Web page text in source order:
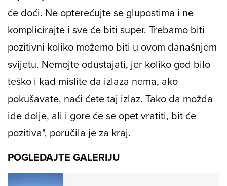
stanju", objasnila je Verena.
"Vježbajte, budite sretni i zdravi, a sve ostalo
će doći. Ne opterećujte se glupostima i ne
komplicirajte i sve će biti super. Trebamo biti
pozitivni koliko možemo biti u ovom današnjem
svijetu. Nemojte odustajati, jer koliko god bilo
teško i kad mislite da izlaza nema, ako
pokušavate, naći ćete taj izlaz. Tako da možda
ide dolje, ali i gore će se opet vratiti, bit će
pozitiva", poručila je za kraj.